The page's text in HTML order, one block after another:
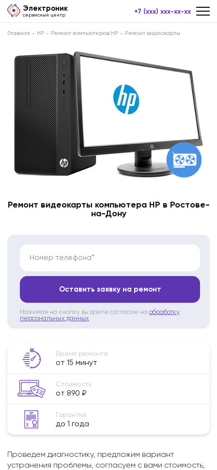
Электроник
сервисный центр +7 (xxx) xxx-xx-xx
Главная HP Ремонт компьютеров HP Ремонт видеокарты
Ремонт видеокарты компьютера HP в Ростове-
на-Дону
Номер телефона*
Оставить заявку на ремонт
Нажимая на кнопку вы даете согласие на обработку
персональных данных
Время ремонта
от 15 минут
Стоимость
от 890 ₽
Гарантия
до 1 года
Проведем диагностику, предложим вариант
устранения проблемы, согласуем с вами стоимость,